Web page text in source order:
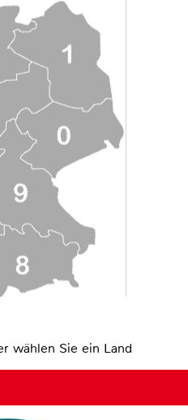
wählen Sie ein Land